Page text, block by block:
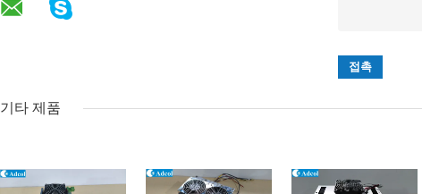
기타 제품